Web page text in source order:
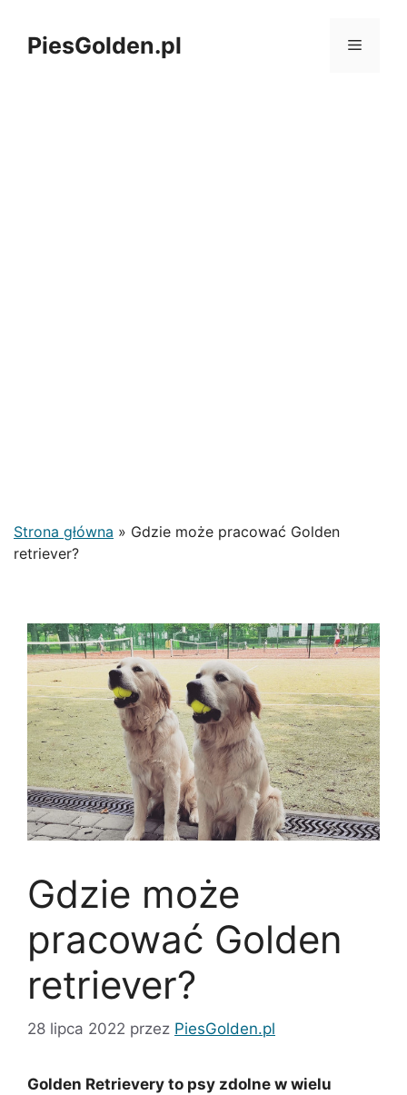
treściPiesGolden.pl MENU
Strona główna » Gdzie może pracować Golden
retriever?
Gdzie może
pracować Golden
retriever?
28 lipca 2022 przez PiesGolden.pl
Golden Retrievery to psy zdolne w wielu